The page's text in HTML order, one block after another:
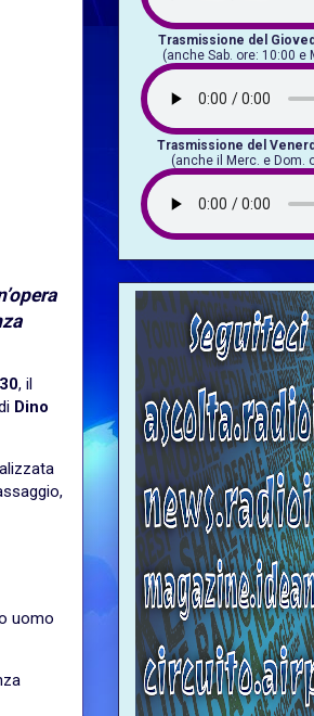
, il
Dino
uomo
Trasmissione del
(anche Sab. ore: 10:00 e
Trasmissione del
(anche il Merc. e Dom.